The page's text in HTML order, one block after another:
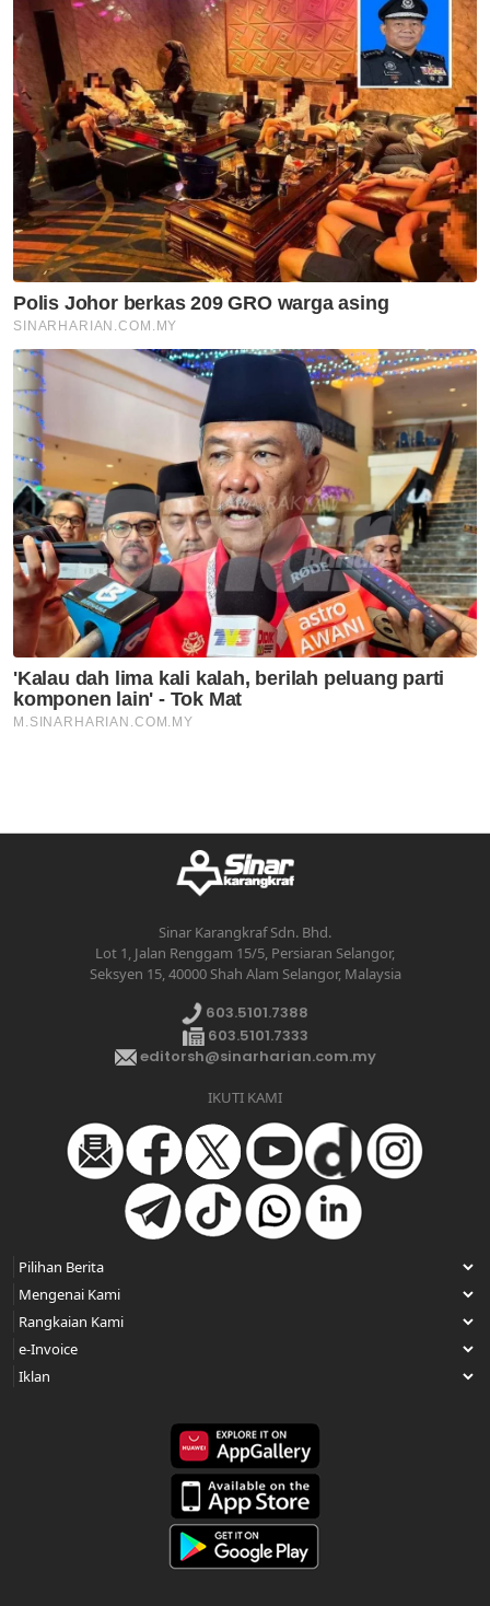
Sinar Karangkraf Sdn. Bhd.
Lot 1, Jalan Renggam 15/5, Persiaran Selangor,
Seksyen 15, 40000 Shah Alam Selangor, Malaysia
603.5101.7388
603.5101.7333
editorsh@sinarharian.com.my
IKUTI KAMI